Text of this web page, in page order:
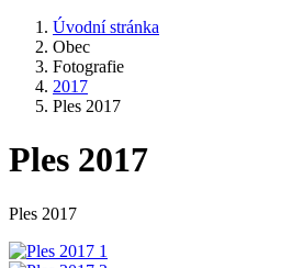
Úvodní stránka
Obec
Fotografie
2017
Ples 2017
Ples 2017
Ples 2017